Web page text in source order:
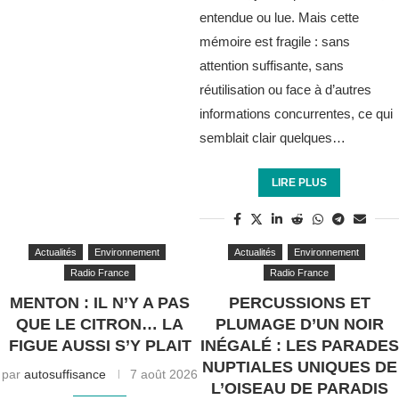
entendue ou lue. Mais cette
mémoire est fragile : sans
attention suffisante, sans
réutilisation ou face à d’autres
informations concurrentes, ce qui
semblait clair quelques…
LIRE PLUS
Actualités
Environnement
Radio France
MENTON : IL N’Y A PAS
QUE LE CITRON… LA
FIGUE AUSSI S’Y PLAIT
par autosuffisance 7 août 2026
Actualités
Environnement
Radio France
PERCUSSIONS ET
PLUMAGE D’UN NOIR
INÉGALÉ : LES PARADES
NUPTIALES UNIQUES DE
L’OISEAU DE PARADIS